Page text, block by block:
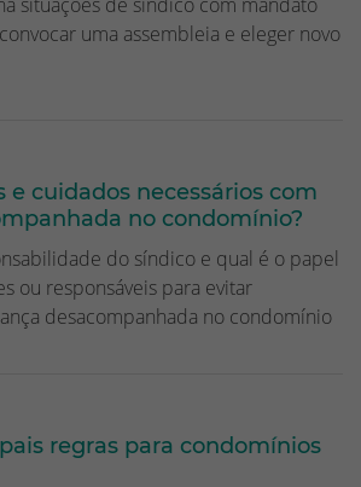
uma assembleia e eleger novo
e cuidados necessários com
no condomínio?
do síndico e qual é o papel
ou responsáveis para evitar
desacompanhada no condomínio
regras para condomínios